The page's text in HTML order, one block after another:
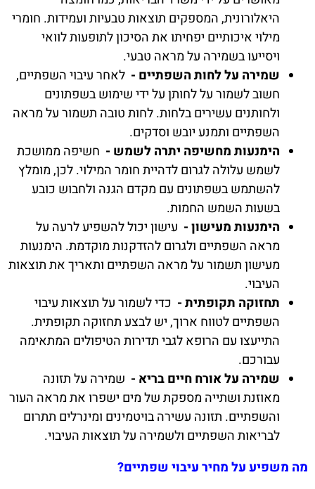
היאלורונית, המספקים תוצאות טבעיות ועמידות. חומרי
מילוי איכותיים יפחיתו את הסיכון לתופעות לוואי
ויסייעו בשמירה על מראה טבעי.
שמירה על לחות השפתיים - לאחר עיבוי השפתיים,
חשוב לשמור על לחותן על ידי שימוש בשפתונים
ולחותנים עשירים בלחות. לחות טובה תשמור על מראה
השפתיים ותמנע יובש וסדקים.
הימנעות מחשיפה יתרה לשמש - חשיפה ממושכת
לשמש עלולה לגרום לדהיית חומר המילוי. לכן, מומלץ
להשתמש בשפתונים עם מקדם הגנה ולחבוש כובע
בשעות השמש החמות.
הימנעות מעישון - עישון יכול להשפיע לרעה על
מראה השפתיים ולגרום להזדקנות מוקדמת. הימנעות
מעישון תשמור על מראה השפתיים ותאריך את תוצאות
העיבוי.
תחזוקה תקופתית - כדי לשמור על תוצאות עיבוי
השפתיים לטווח ארוך, יש לבצע תחזוקה תקופתית.
התייעצו עם הרופא לגבי תדירות הטיפולים המתאימה
עבורכם.
שמירה על אורח חיים בריא - שמירה על תזונה
מאוזנת ושתייה מספקת של מים ישפרו את מראה העור
והשפתיים. תזונה עשירה בויטמינים ומינרלים תתרום
לבריאות השפתיים ולשמירה על תוצאות העיבוי.
מה משפיע על מחיר עיבוי שפתיים?